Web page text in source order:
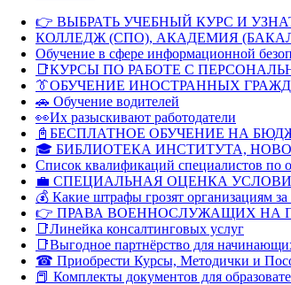
👉 ВЫБРАТЬ УЧЕБНЫЙ КУРС И
КОЛЛЕДЖ (СПО), АКАДЕМИЯ
Обучение в сфере информационной
📑КУРСЫ ПО РАБОТЕ С
👔ОБУЧЕНИЕ ИНОСТРАННЫХ
🚗 Обучение водителей
👀Их разыскивают работодатели
📓БЕСПЛАТНОЕ ОБУЧЕНИЕ НА
🎓 БИБЛИОТЕКА ИНСТИТУТА,
Список квалификаций специалистов по
💼 СПЕЦИАЛЬНАЯ ОЦЕНКА
💰 Какие штрафы грозят организациям
👉 ПРАВА ВОЕННОСЛУЖАЩИХ НА
📑Линейка консалтинговых услуг
📑Выгодное партнёрство для
☎ Приобрести Курсы, Методички и
📕 Комплекты документов для